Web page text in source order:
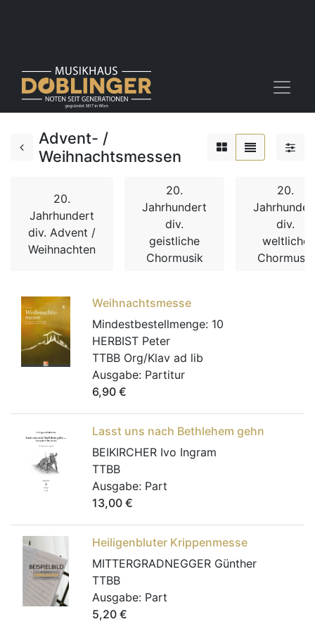
Advent- /
Weihnachtsmessen
20.
Jahrhundert
div. Advent /
Weihnachten
20.
Jahrhundert
div.
geistliche
Chormusik
20.
div.
weltliche
Chormusik
Weihnachtsmesse
Mindestbestellmenge: 10
HERBIST Peter
TTBB Org/Klav ad lib
Ausgabe: Partitur
6,90 €
Lasst uns nach Bethlehem gehn
BEIKIRCHER Ivo Ingram
TTBB
Ausgabe: Part
13,00 €
Heiligenbluter Krippenmesse
MITTERGRADNEGGER Günther
TTBB
Ausgabe: Part
5,20 €